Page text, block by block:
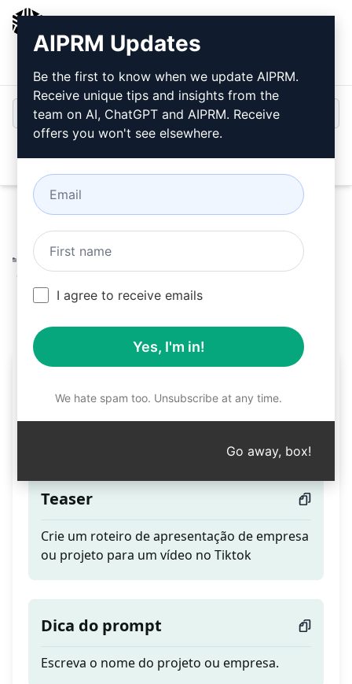
Entrar
Home / Prompts de IA
Outreach
Prompts /
Roteiro de vídeo para apresentação de empresa
ou projeto. /
js.artonne
April 22, 2023
Roteiro de vídeo para
apresentação de
Teaser
Crie um roteiro de apresentação de empresa
ou projeto para um vídeo no Tiktok
Dica do prompt
Escreva o nome do projeto ou empresa.
AIPRM Updates
Be the first to know when we update AIPRM.
Receive unique tips and insights from the
team on AI, ChatGPT and AIPRM. Receive
offers you won't see elsewhere.
I agree to receive emails
Yes, I'm in!
We hate spam too. Unsubscribe at any time.
Go away, box!